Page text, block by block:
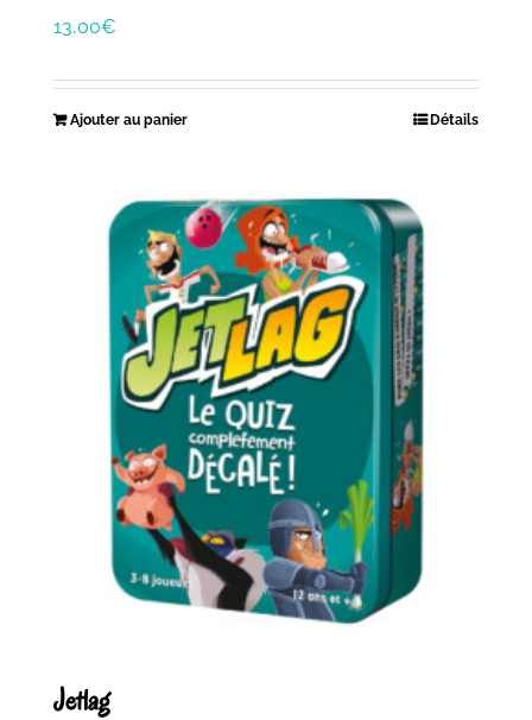
13,00€
Ajouter au panier Détails
Jetlag